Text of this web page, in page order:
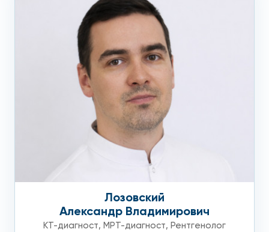
Лозовский
Александр Владимирович
КТ-диагност, МРТ-диагност, Рентгенолог